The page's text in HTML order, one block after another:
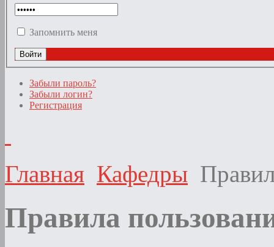
Запомнить меня
Забыли пароль?
Забыли логин?
Регистрация
Главная Кафедры
Правила